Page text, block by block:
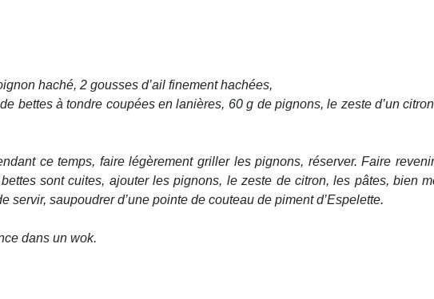
haché, 2 gousses d’ail finement hachées,
bettes à tondre coupées en lanières, 60 g de pignons, le zeste d’un
ce temps, faire légèrement griller les pignons, réserver. Faire
sont cuites, ajouter les pignons, le zeste de citron, les pâtes, bien
servir, saupoudrer d’une pointe de couteau de piment d’Espelette.
dans un wok.